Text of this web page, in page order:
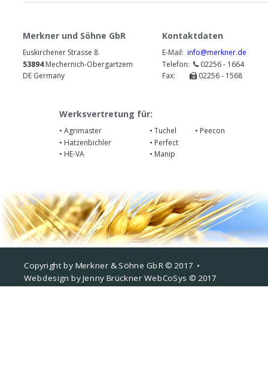
Merkner und Söhne GbR
Euskirchener Strasse 8
53894 Mechernich-Obergartzem
DE Germany
Kontaktdaten
E-Mail: info@merkner.de
Telefon:
 02256 - 1664
Fax:
 02256 - 1568
Werksvertretung für:
• Agrimaster • Tuchel
• Peecon
• Hatzenbichler
• Perfect
• HE-VA
• Manip
Copyright by Merkner & Söhne GbR © 2017  •
Webdesign by Jenny Brückner WebCoSys © 2017